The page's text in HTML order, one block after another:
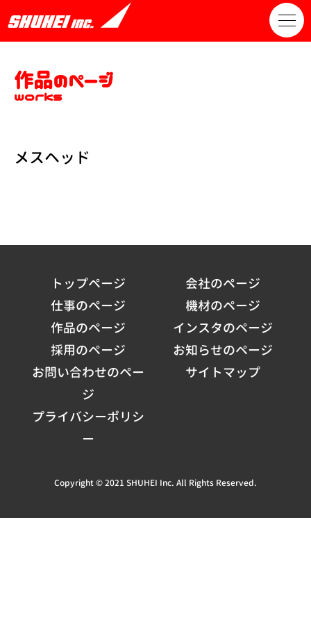
作品のページ
works
メスヘッド
トップページ
会社のページ
仕事のページ
機材のページ
作品のページ
インスタのページ
採用のページ
お知らせのページ
お問い合わせのペー
ジ
サイトマップ
プライバシーポリシ
ー
Copyright © 2021 SHUHEI Inc. All Rights Reserved.